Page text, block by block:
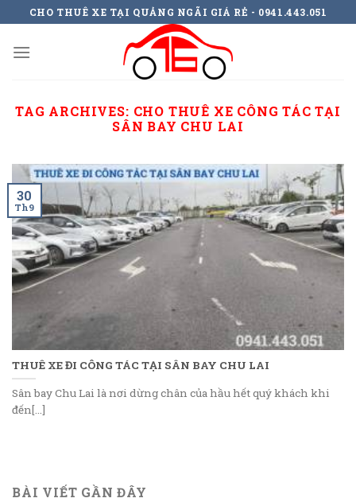
to
content
CHO THUÊ XE TẠI QUẢNG NGÃI GIÁ RẺ - 0941.443.051
TAG ARCHIVES: CHO THUÊ XE CÔNG TÁC TẠI
SÂN BAY CHU LAI
THUÊ XE ĐI CÔNG TÁC TẠI SÂN BAY CHU LAI
Sân bay Chu Lai là nơi dừng chân của hầu hết quý khách khi
đến[...]
30
Th9
BÀI VIẾT GẦN ĐÂY